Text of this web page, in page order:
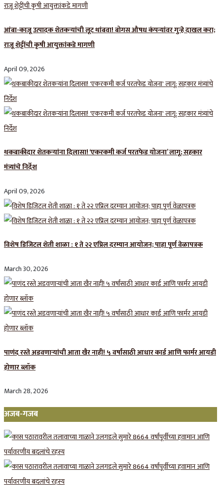
आंबा-काजू उत्पादक शेतकऱ्यांची लूट थांबवा! बोगस औषध कंपन्यांवर गुन्हे दाखल करा;
राजू शेट्टींची कृषी आयुक्तांकडे मागणी
April 09, 2026
थकबाकीदार शेतकऱ्यांना दिलासा! ‘एकरकमी कर्ज परतफेड योजना’ लागू; सहकार
मंत्र्यांचे निर्देश
April 09, 2026
विशेष डिजिटल शेती शाळा : १ ते २२ एप्रिल दरम्यान आयोजन; पाहा पूर्ण वेळापत्रक
March 30, 2026
पाणंद रस्ते अडवणाऱ्यांची आता खैर नाही! ५ वर्षांसाठी आधार कार्ड आणि फार्मर आयडी
होणार ब्लॉक
March 28, 2026
अजब-गजब